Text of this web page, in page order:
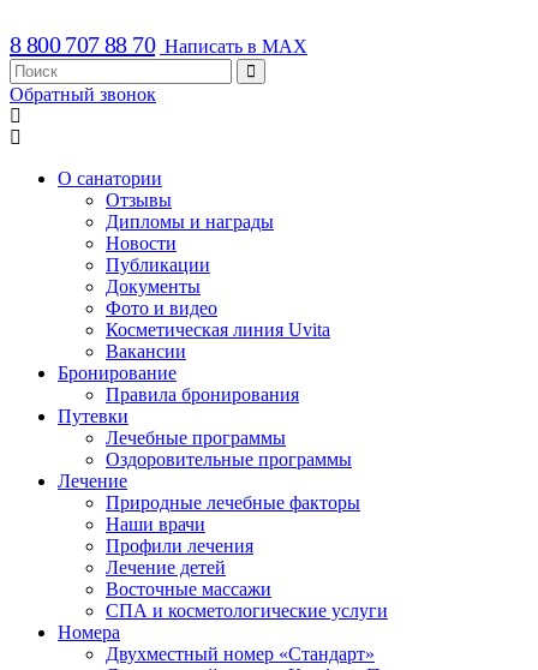
8 800 707 88 70 Написать в MAX
Обратный звонок
О санатории
Отзывы
Дипломы и награды
Новости
Публикации
Документы
Фото и видео
Косметическая линия Uvita
Вакансии
Бронирование
Правила бронирования
Путевки
Лечебные программы
Оздоровительные программы
Лечение
Природные лечебные факторы
Наши врачи
Профили лечения
Лечение детей
Восточные массажи
СПА и косметологические услуги
Номера
Двухместный номер «Стандарт»